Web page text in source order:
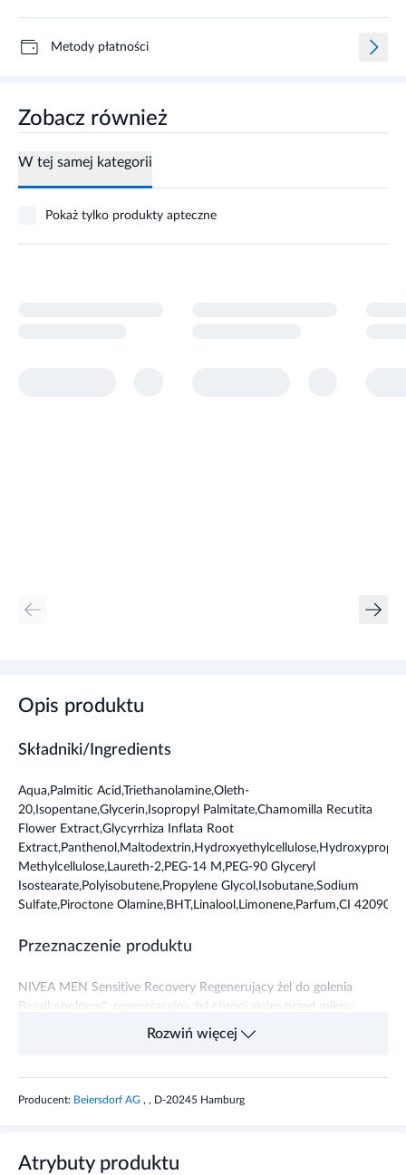
Metody płatności
Zobacz również
W tej samej kategorii
Pokaż tylko produkty apteczne
Opis produktu
Składniki/Ingredients
Aqua,Palmitic Acid,Triethanolamine,Oleth-
20,Isopentane,Glycerin,Isopropyl Palmitate,Chamomilla Recutita
Flower Extract,Glycyrrhiza Inflata Root
Extract,Panthenol,Maltodextrin,Hydroxyethylcellulose,Hydroxypropyl
Methylcellulose,Laureth-2,PEG-14 M,PEG-90 Glyceryl
Isostearate,Polyisobutene,Propylene Glycol,Isobutane,Sodium
Sulfate,Piroctone Olamine,BHT,Linalool,Limonene,Parfum,CI 42090
Przeznaczenie produktu
NIVEA MEN Sensitive Recovery Regenerujący żel do golenia
Bezalkoholowy*, regeneracyjny żel chroni skórę przed mikro-
zacięciami podczas golenia. Kojąca i pielęgnująca formuła
wzbogacona o naturalny rumianek i ekstrakt roślinny chroni skórę
zarost umożliwiając dokładne i komfortowe golenie blisko skóry. *bez
zawartości alkoholu etylowego, który podrażnia skórę. Dla
pielęgnacji twarzy. Tolerancja dla skóry potwierdzona
Rozwiń więcej
Producent: Beiersdorf AG , , D-20245 Hamburg
Atrybuty produktu